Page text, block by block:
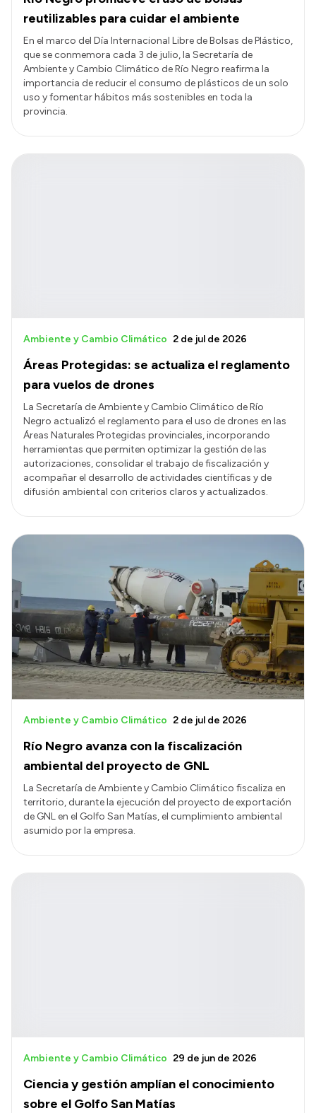
reutilizables para cuidar el ambiente
En el marco del Día Internacional Libre de Bolsas de Plástico,
que se conmemora cada 3 de julio, la Secretaría de
Ambiente y Cambio Climático de Río Negro reafirma la
importancia de reducir el consumo de plásticos de un solo
uso y fomentar hábitos más sostenibles en toda la
provincia.
Áreas Protegidas: se actualiza el reglamento
para vuelos de drones
Ambiente y Cambio Climático 2 de jul de 2026
La Secretaría de Ambiente y Cambio Climático de Río
Negro actualizó el reglamento para el uso de drones en las
Áreas Naturales Protegidas provinciales, incorporando
herramientas que permiten optimizar la gestión de las
autorizaciones, consolidar el trabajo de fiscalización y
acompañar el desarrollo de actividades científicas y de
difusión ambiental con criterios claros y actualizados.
Río Negro avanza con la fiscalización
ambiental del proyecto de GNL
Ambiente y Cambio Climático 2 de jul de 2026
La Secretaría de Ambiente y Cambio Climático fiscaliza en
territorio, durante la ejecución del proyecto de exportación
de GNL en el Golfo San Matías, el cumplimiento ambiental
asumido por la empresa.
Ciencia y gestión amplían el conocimiento
sobre el Golfo San Matías
Ambiente y Cambio Climático 29 de jun de 2026